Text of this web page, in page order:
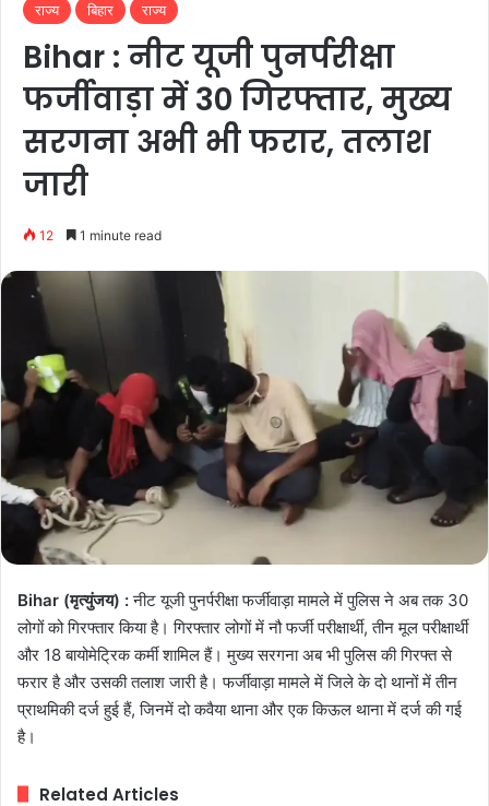
राज्य बिहार राज्य
Bihar : नीट यूजी पुनर्परीक्षा
फर्जीवाड़ा में 30 गिरफ्तार, मुख्य
सरगना अभी भी फरार, तलाश
जारी
12 1 minute read
Bihar (मृत्युंजय) :नीट यूजी पुनर्परीक्षा फर्जीवाड़ा मामले में पुलिस ने अब तक 30
लोगों को गिरफ्तार किया है। गिरफ्तार लोगों में नौ फर्जी परीक्षार्थी, तीन मूल परीक्षार्थी
और 18 बायोमेट्रिक कर्मी शामिल हैं। मुख्य सरगना अब भी पुलिस की गिरफ्त से
फरार है और उसकी तलाश जारी है। फर्जीवाड़ा मामले में जिले के दो थानों में तीन
प्राथमिकी दर्ज हुई हैं, जिनमें दो कवैया थाना और एक किऊल थाना में दर्ज की गई
है।
Related Articles